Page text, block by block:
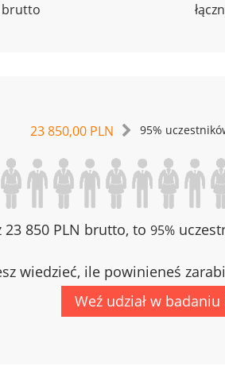
brutto
23 850,00 PLN 95%
23 850 PLN brutto, to 95%
wiedzieć, ile powinieneś
Weź udział w